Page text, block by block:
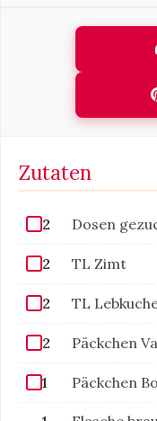
Zutaten
2 Dosen
2 TL Zimt
2 TL
2 Päckchen
1 Päckchen